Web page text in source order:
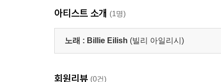
아티스트 소개 (1명)
노래 : Billie Eilish (빌리 아일리시)
회원리뷰 (0건)